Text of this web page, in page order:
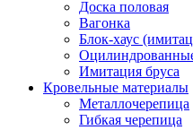
Доска половая
Вагонка
Блок-хаус
Имитация бруса
Кровельные материалы
Металлочерепица
Гибкая черепица